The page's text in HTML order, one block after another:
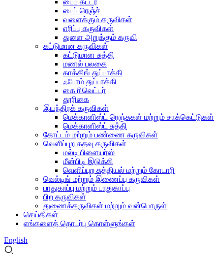
பைப் கட்டர்
பைப் ரெஞ்ச்
வளைக்கும் கருவிகள்
எரிப்பு கருவிகள்
துளை அறுக்கும் கருவி
கட்டுமான கருவிகள்
கட்டுமான சுத்தி
மணல் பலகை
காக்கிங் துப்பாக்கி
ஃபோம் துப்பாக்கி
கை ரிவெட்டர்
தூரிகை
இயந்திரக் கருவிகள்
மெக்கானிஸ்ட் ரெஞ்சுகள் மற்றும் சாக்கெட்டுகள்
மெக்கானிஸ்ட் சுத்தி
தோட்டம் மற்றும் பண்ணை கருவிகள்
வெளிப்புற கதவு கருவிகள்
மல்டி பிளையர்ஸ்
மீன்பிடி இடுக்கி
வெளிப்புற சுத்தியல் மற்றும் கோடாரி
வெல்டிங் மற்றும் இணைப்பு கருவிகள்
பாதுகாப்பு மற்றும் பாதுகாப்பு
பிற கருவிகள்
துணைக்கருவிகள் மற்றும் வன்பொருள்
செய்திகள்
எங்களைத் தொடர்பு கொள்ளுங்கள்
English